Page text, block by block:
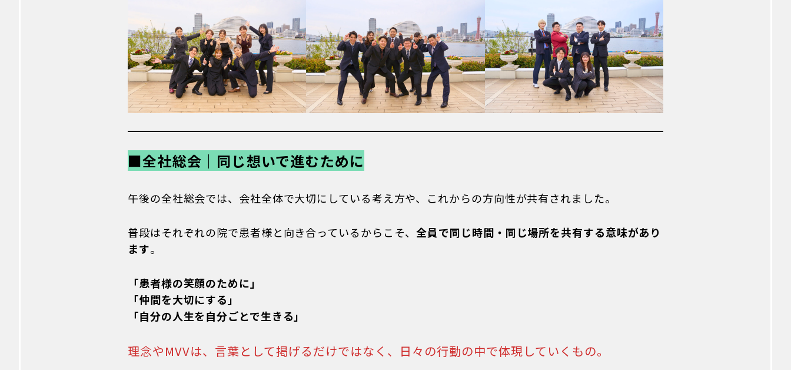
動画でKARADAを知る
トレーナー紹介/インタビュー
INTERVIEW
トレーナー
福利厚生/数字で知るKARADA
WELFARE/DATA
福利厚生
数字で知るKARADA
性格診断
WCIY?
KARADA TOUR RECRUIT
経験者採用
アルバイト
KARADA BLOG
■全社総会｜同じ想いで進むために
午後の全社総会では、会社全体で大切にしている考え方や、これからの方向性が共有されました。
普段はそれぞれの院で患者様と向き合っているからこそ、全員で同じ時間・同じ場所を共有する意味があり
ます。
「患者様の笑顔のために」
「仲間を大切にする」
「自分の人生を自分ごとで生きる」
理念やMVVは、言葉として掲げるだけではなく、日々の行動の中で体現していくもの。